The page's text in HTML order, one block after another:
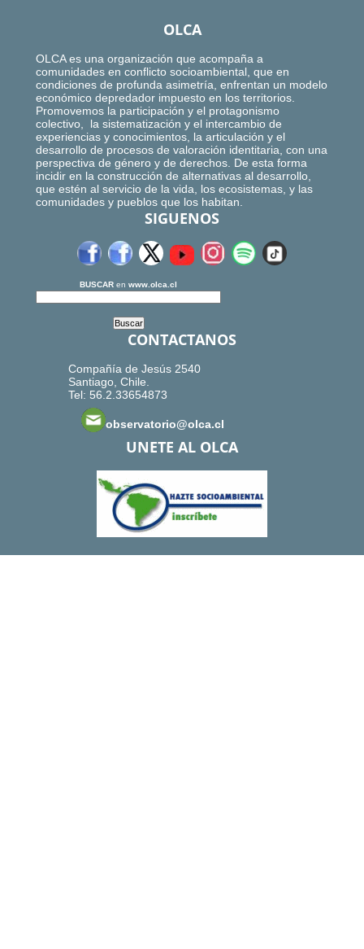
OLCA
OLCA es una organización que acompaña a
comunidades en conflicto socioambiental, que en
condiciones de profunda asimetría, enfrentan un modelo
económico depredador impuesto en los territorios.
Promovemos la participación y el protagonismo
colectivo, la sistematización y el intercambio de
experiencias y conocimientos, la articulación y el
desarrollo de procesos de valoración identitaria, con una
perspectiva de género y de derechos. De esta forma
incidir en la construcción de alternativas al desarrollo,
que estén al servicio de la vida, los ecosistemas, y las
comunidades y pueblos que los habitan.
SIGUENOS
BUSCAR en www.olca.cl
CONTACTANOS
Compañía de Jesús 2540
Santiago, Chile.
Tel: 56.2.33654873
observatorio@olca.cl
UNETE AL OLCA